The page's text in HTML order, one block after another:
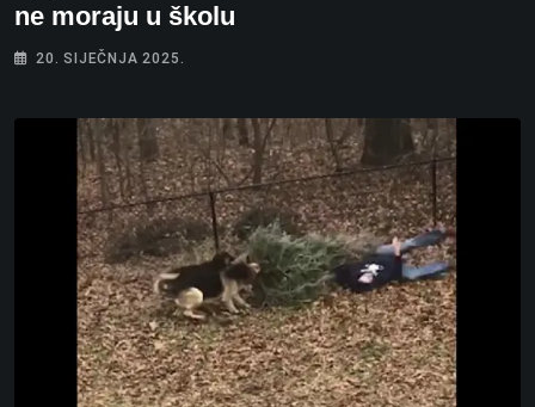
ne moraju u školu
20. SIJEČNJA 2025.